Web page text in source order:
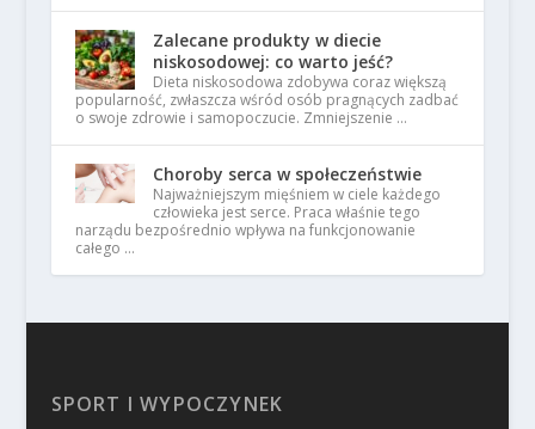
Zalecane produkty w diecie
niskosodowej: co warto jeść?
Dieta niskosodowa zdobywa coraz większą
popularność, zwłaszcza wśród osób pragnących zadbać
o swoje zdrowie i samopoczucie. Zmniejszenie …
Choroby serca w społeczeństwie
Najważniejszym mięśniem w ciele każdego
człowieka jest serce. Praca właśnie tego
narządu bezpośrednio wpływa na funkcjonowanie
całego …
SPORT I WYPOCZYNEK